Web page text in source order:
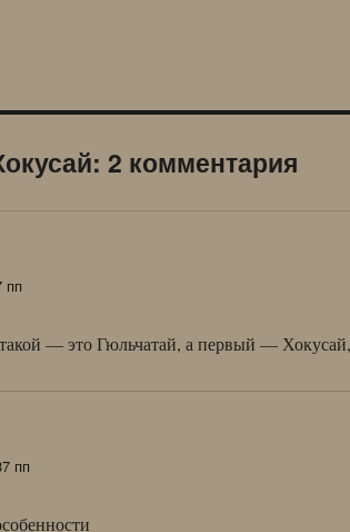
2 комментария
пп
— это Гюльчатай, а первый —
пп